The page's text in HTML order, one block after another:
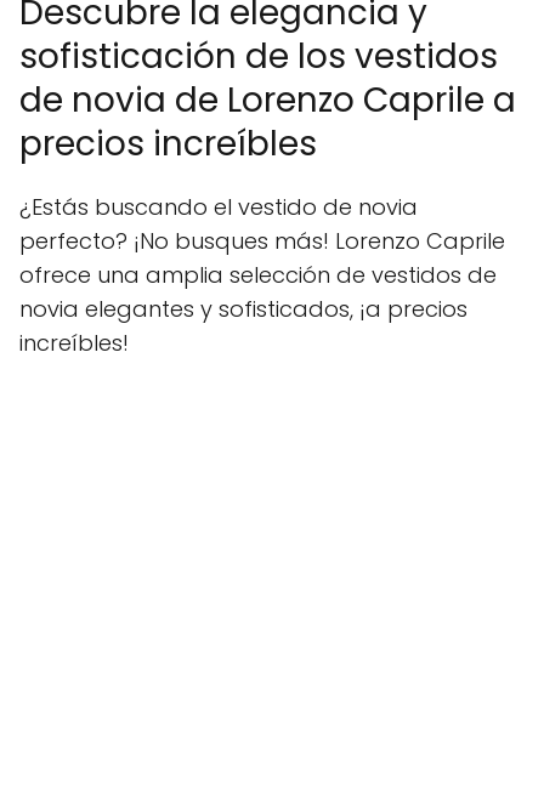
Descubre la elegancia y
sofisticación de los vestidos
de novia de Lorenzo Caprile a
precios increíbles
¿Estás buscando el vestido de novia
perfecto? ¡No busques más! Lorenzo Caprile
ofrece una amplia selección de vestidos de
novia elegantes y sofisticados, ¡a precios
increíbles!